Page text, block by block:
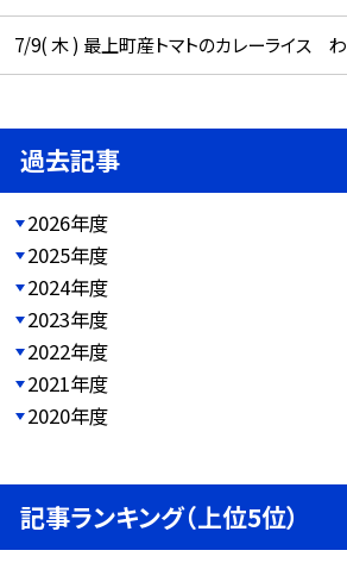
7/9( 木 ) 最上町産トマトのカレーライス
過去記事
2026年度
2025年度
2024年度
2023年度
2022年度
2021年度
2020年度
記事ランキング（上位5位）